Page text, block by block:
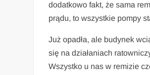
dodatkowo fakt, że sama
prądu, to wszystkie pompy
Już opadła, ale budynek
się na działaniach
Wszystko u nas w remizie